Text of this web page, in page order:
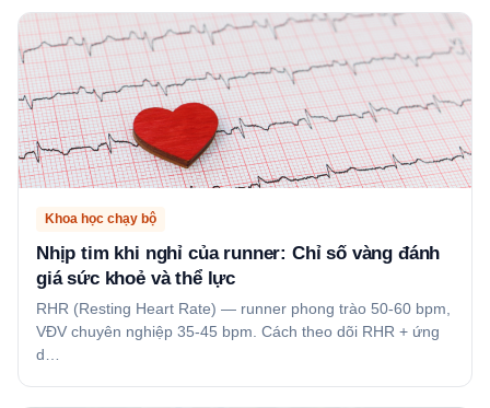
Khoa học chạy bộ
Nhịp tim khi nghỉ của runner: Chỉ số vàng đánh
giá sức khoẻ và thể lực
RHR (Resting Heart Rate) — runner phong trào 50-60 bpm,
VĐV chuyên nghiệp 35-45 bpm. Cách theo dõi RHR + ứng
d…